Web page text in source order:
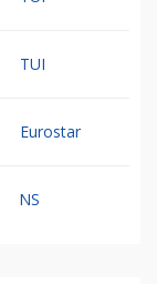
TUI
Eurostar
NS